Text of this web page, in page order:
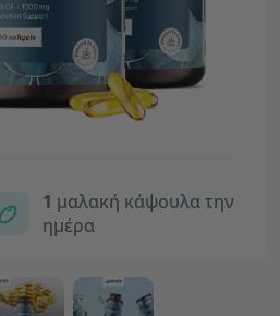
1 μαλακή κάψουλα την
ημέρα